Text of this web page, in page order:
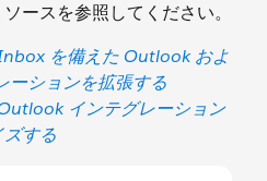
ースを参照してください。
を備えた Outlook およ
ーションを拡張する
インテグレーション
する